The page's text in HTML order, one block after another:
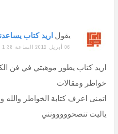
يقول اريد كتاب
06 أبريل 2012 الساعة 1:38 م
اريد كتاب يطور موهبتي في فن
خواطر ومقالات
اتمنى اعرف كتابة الخواطر
ياليت تنصحووووونني